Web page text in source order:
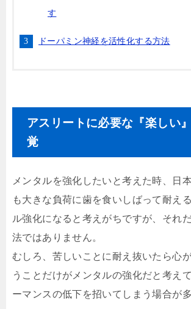
す
ドーパミン神経を活性化する方法
アスリートに必要な『楽しい
覚
メンタルを強化したいと考えた時、日
も大きな負荷に歯を食いしばって耐え
ル強化になると考えがちですが、それ
法ではありません。
むしろ、苦しいことに耐え抜いたら心
うことだけがメンタルの強化だと考え
ーマンスの低下を招いてしまう場合が多